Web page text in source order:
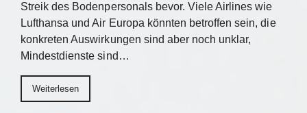
Streik des Bodenpersonals bevor. Viele Airlines wie
Lufthansa und Air Europa könnten betroffen sein, die
konkreten Auswirkungen sind aber noch unklar,
Mindestdienste sind…
Weiterlesen